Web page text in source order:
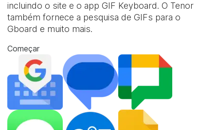
incluindo o site e o app GIF Keyboard. O Tenor
também fornece a pesquisa de GIFs para o
Gboard e muito mais.
Começar